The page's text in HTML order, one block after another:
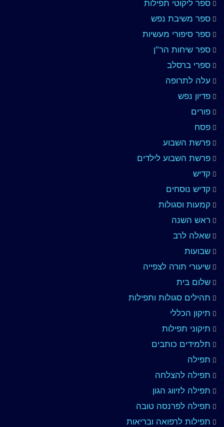
ספר ליקוטי תפילות
ספר משיבת נפש
ספר סיפורי מעשיות
ספר שיחות הר"ן
ספרי ברסלב
עלה לתרופה
פדיון נפש
פורים
פסח
פרשת השבוע
פרשת השבוע לילדים
קדיש
קדיש נוסחים
קמעות וסגולות
ראש השנה
שאלה לרב
שבועות
שיעורי תורה לצפייה
שלום בית
תהילים סגולות ותפילות
תיקון הכללי
תיקוני תפילות
תלמידים כותבים
תפילה
תפילה להצלחה
תפילה לזיווג הגון
תפילה לפרנסה טובה
תפילות לרפואה ובריאות